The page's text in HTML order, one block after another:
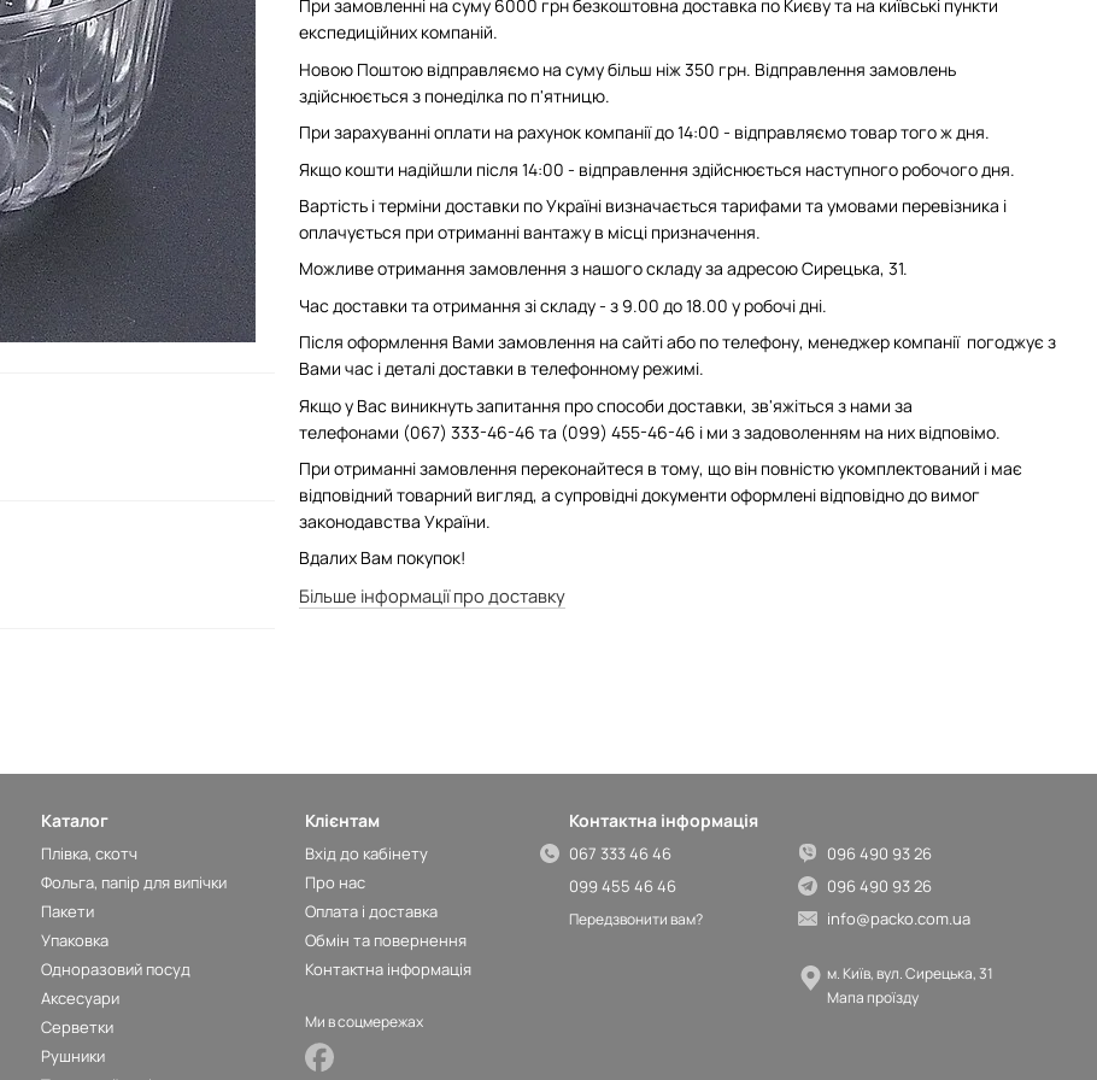
При замовленні на суму 6000 грн безкоштовна доставка по Києву та на київські пункти
експедиційних компаній.
Новою Поштою відправляємо на суму більш ніж 350 грн. Відправлення замовлень
здійснюється з понеділка по п'ятницю.
При зарахуванні оплати на рахунок компанії до 14:00 - відправляємо товар того ж дня.
Якщо кошти надійшли після 14:00 - відправлення здійснюється наступного робочого дня.
Вартість і терміни доставки по Україні визначається тарифами та умовами перевізника і
оплачується при отриманні вантажу в місці призначення.
Можливе отримання замовлення з нашого складу за адресою Сирецька, 31.
Час доставки та отримання зі складу - з 9.00 до 18.00 у робочі дні.
Після оформлення Вами замовлення на сайті або по телефону, менеджер компанії погоджує з
Вами час і деталі доставки в телефонному режимі.
Якщо у Вас виникнуть запитання про способи доставки, зв'яжіться з нами за
телефонами (067) 333-46-46 та (099) 455-46-46 і ми з задоволенням на них відповімо.
При отриманні замовлення переконайтеся в тому, що він повністю укомплектований і має
відповідний товарний вигляд, а супровідні документи оформлені відповідно до вимог
законодавства України.
Вдалих Вам покупок!
Більше інформації про доставку
Каталог
Плівка, скотч
Фольга, папір для випічки
Пакети
Упаковка
Одноразовий посуд
Аксесуари
Серветки
Рушники
Клієнтам
Вхід до кабінету
Про нас
Оплата і доставка
Обмін та повернення
Контактна інформація
Ми в соцмережах
Контактна інформація
067 333 46 46
099 455 46 46
Передзвонити вам?
096 490 93 26
096 490 93 26
info@packo.com.ua
м. Київ, вул. Сирецька, 31
Мапа проїзду